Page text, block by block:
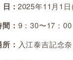
日 2025年11月1
間 9：30〜17：00
所 入江泰吉記念